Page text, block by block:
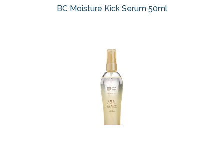
BC Moisture Kick Serum 50ml